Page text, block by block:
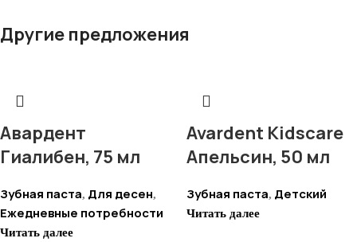
Другие предложения
Авардент
Гиалибен, 75 мл
Зубная паста, Для десен,
Ежедневные потребности
Читать далее
Avardent Kidscare
Апельсин, 50 мл
Зубная паста, Детский
Читать далее